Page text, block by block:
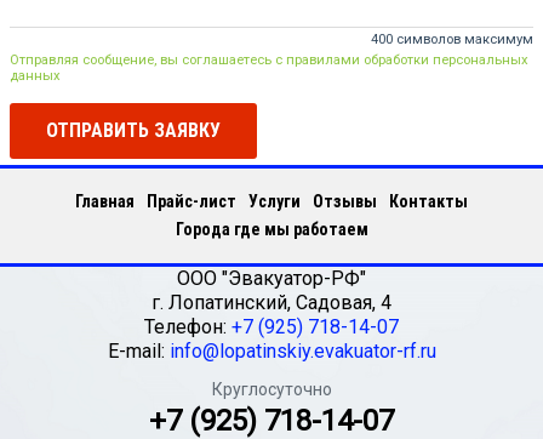
400 символов максимум
Отправляя сообщение, вы соглашаетесь с правилами обработки персональных
данных
ОТПРАВИТЬ ЗАЯВКУ
Главная Прайс-лист Услуги Отзывы
Контакты
Города где мы работаем
ООО "Эвакуатор-РФ"
г. Лопатинский, Садовая, 4
Телефон: +7 (925) 718-14-07
E-mail: info@lopatinskiy.evakuator-rf.ru
Круглосуточно
+7 (925) 718-14-07